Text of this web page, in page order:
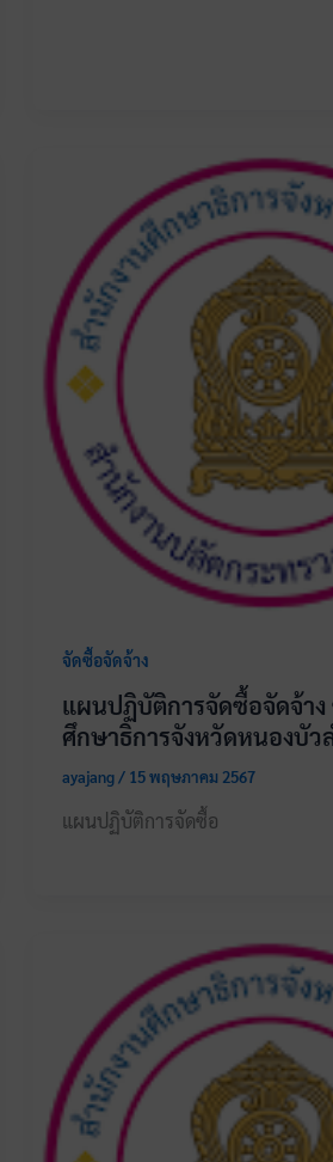
จัดซื้อจัดจ้าง
แผนปฏิบัติการจัดซื้อจัดจ้าง
ศึกษาธิการจังหวัดหนองบัว
ayajang/ 15 พฤษภาคม 2567
แผนปฏิบัติการจัดซื้อ